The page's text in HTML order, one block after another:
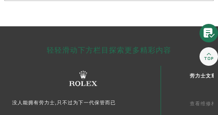
轻轻滑动下方栏目探索更多精彩内容
没人能拥有劳力士,只不过为下一代保管而已
劳力士文章
查看维修相

